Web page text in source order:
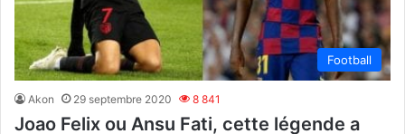
Football
Akon 29 septembre 2020 8 841
Joao Felix ou Ansu Fati, cette légende a